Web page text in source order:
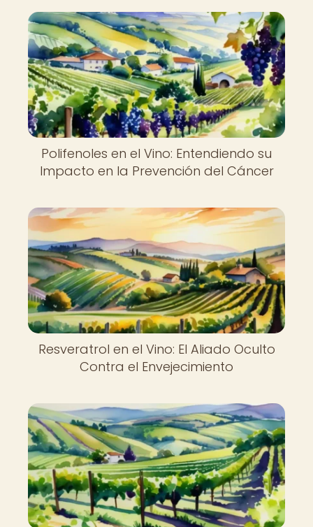
Polifenoles en el Vino: Entendiendo su
Impacto en la Prevención del Cáncer
Resveratrol en el Vino: El Aliado Oculto
Contra el Envejecimiento